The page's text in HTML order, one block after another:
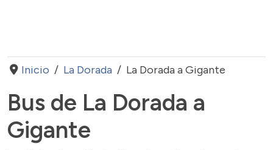
Inicio La Dorada La Dorada a Gigante
Bus de La Dorada a
Gigante